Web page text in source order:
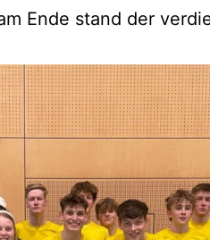
Ende stand der